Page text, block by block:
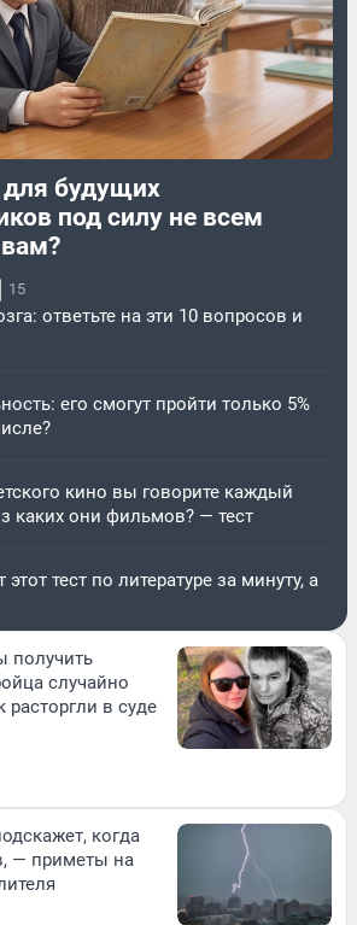
будущих
под силу не всем
15
ответьте на эти 10 вопросов и
его смогут пройти только 5%
кино вы говорите каждый
каких они фильмов? — тест
тест по литературе за минуту, а
получить
случайно
расторгли в суде
когда
— приметы на